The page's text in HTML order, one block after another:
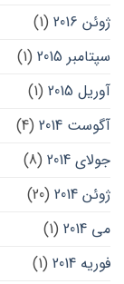
ژوئن 2016
(1)
سپتامبر 2015
(1)
آوریل 2015
(1)
آگوست 2014
(4)
جولای 2014
(8)
ژوئن 2014
(20)
می 2014
(1)
فوریه 2014
(1)